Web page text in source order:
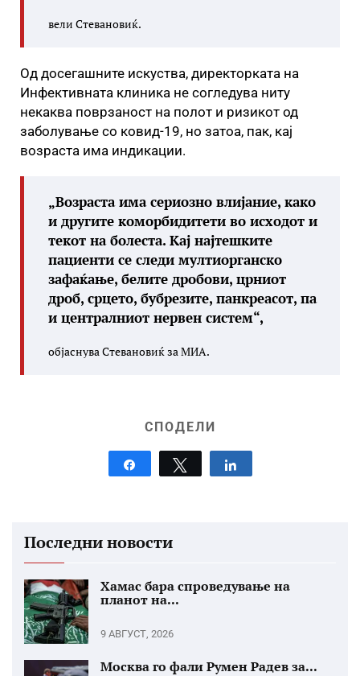
вели Стевановиќ.
Од досегашните искуства, директорката на
Инфективната клиника не согледува ниту
некаква поврзаност на полот и ризикот од
заболување со ковид-19, но затоа, пак, кај
возраста има индикации.
„Возраста има сериозно влијание, како
и другите коморбидитети во исходот и
текот на болеста. Кај најтешките
пациенти се следи мултиорганско
зафаќање, белите дробови, црниот
дроб, срцето, бубрезите, панкреасот, па
и централниот нервен систем“,
објаснува Стевановиќ за МИА.
СПОДЕЛИ
Tweet
Последни новости
Хамас бара спроведување на
планот на...
9 АВГУСТ, 2026
Москва го фали Румен Радев за...